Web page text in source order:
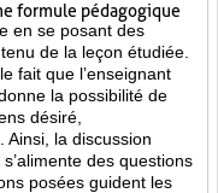
formule pédagogique
en se posant des
de la leçon étudiée.
fait que l’enseignant
la possibilité de
désiré,
Ainsi, la discussion
des questions
posées guident les